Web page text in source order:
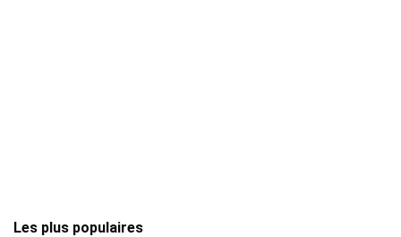
Les plus populaires